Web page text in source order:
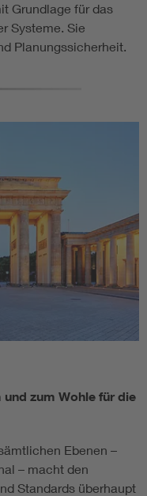
Grundlage für das
Systeme. Sie
Planungssicherheit.
zum Wohle für die
Ebenen –
– macht den
Standards überhaupt